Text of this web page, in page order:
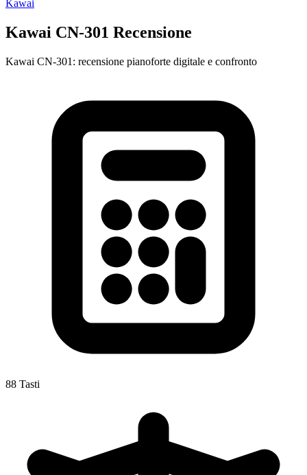
Kawai
Kawai CN-301 Recensione
Kawai CN-301: recensione pianoforte digitale e confronto
88 Tasti